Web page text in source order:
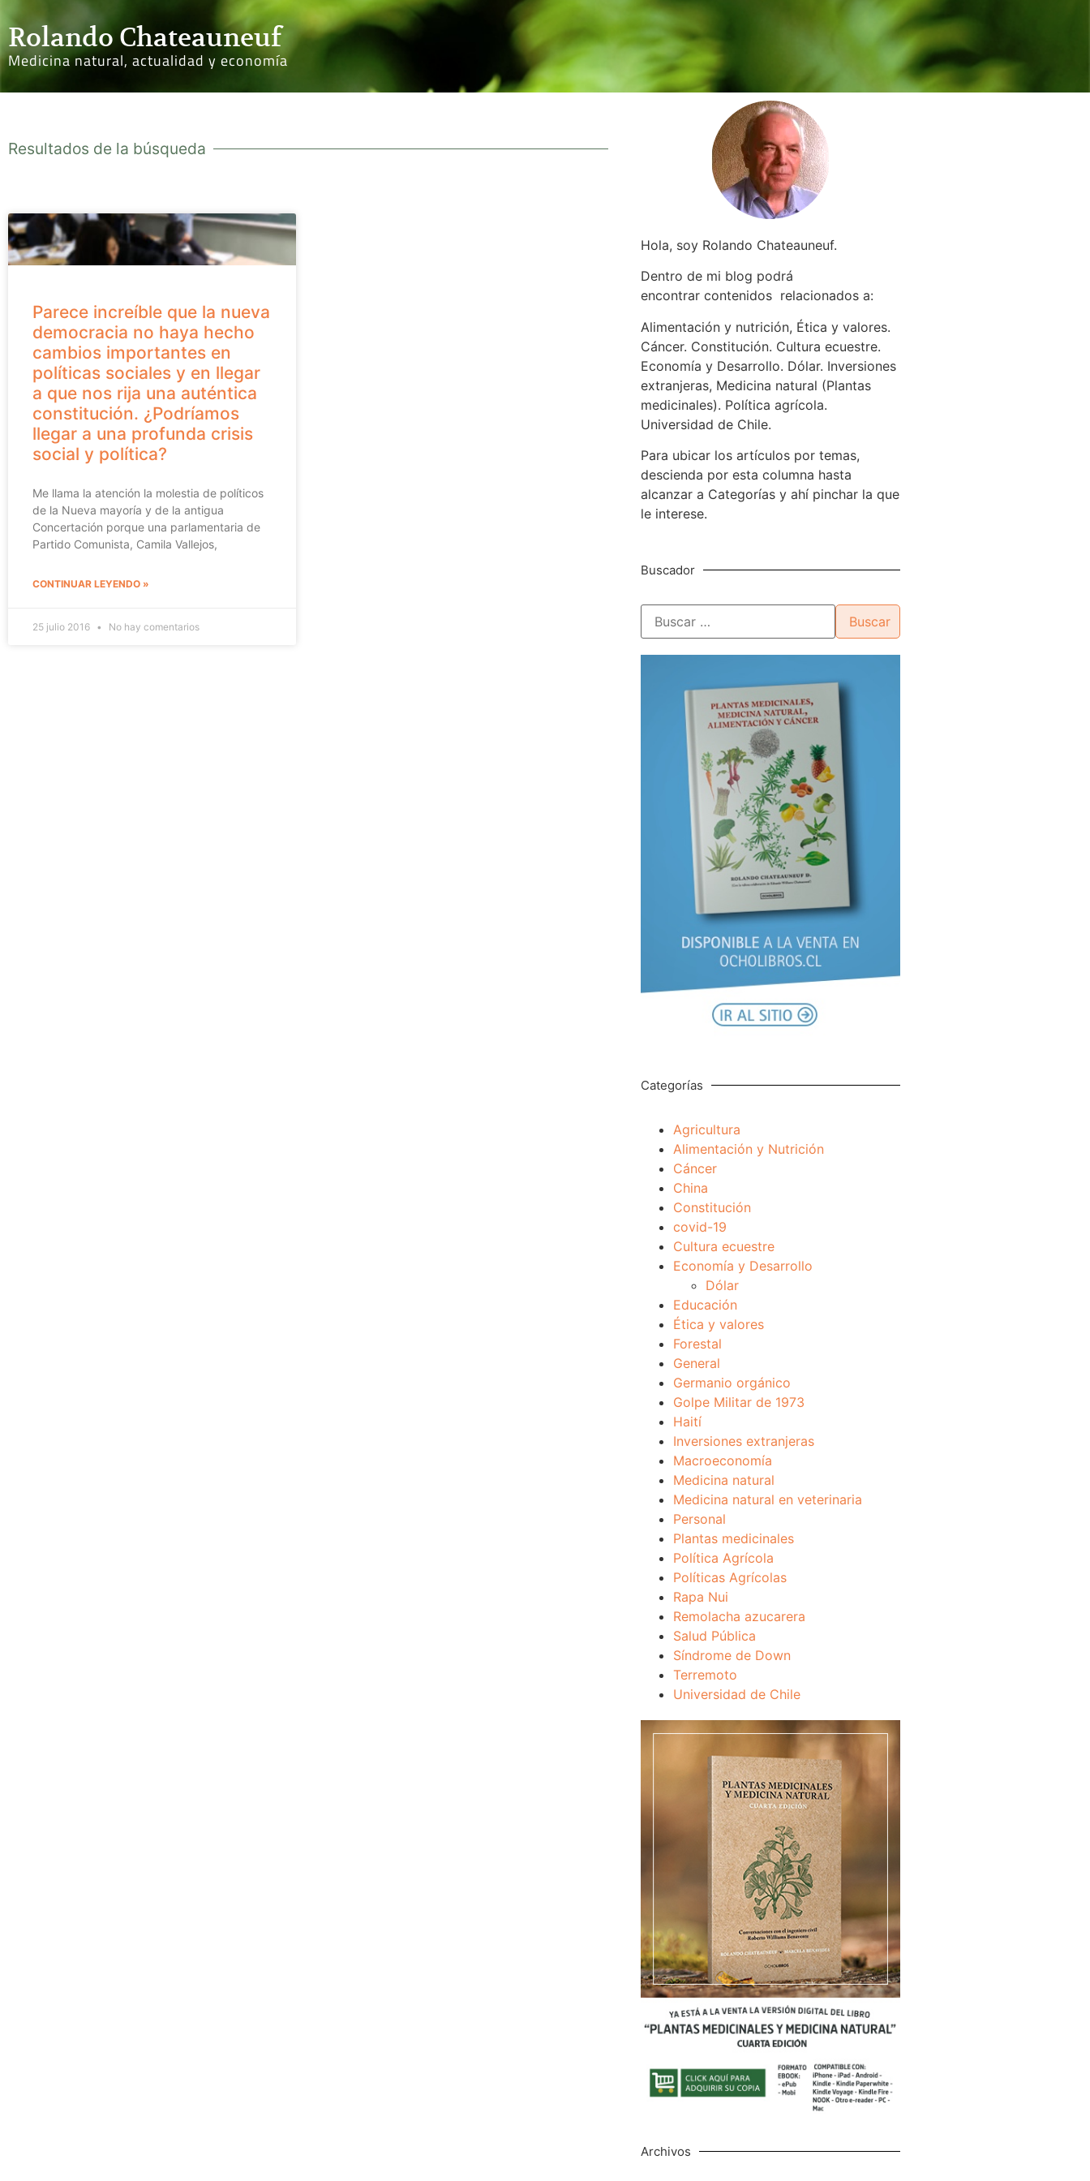
Rolando Chateauneuf
Medicina natural, actualidad y economía
Resultados de la búsqueda
Parece increíble que la nueva
democracia no haya hecho
cambios importantes en
políticas sociales y en llegar
a que nos rija una auténtica
constitución. ¿Podríamos
llegar a una profunda crisis
social y política?
Me llama la atención la molestia de políticos
de la Nueva mayoría y de la antigua
Concertación porque una parlamentaria de
Partido Comunista, Camila Vallejos,
CONTINUAR LEYENDO »
25 julio 2016 No hay comentarios
Hola, soy Rolando Chateauneuf.
Dentro de mi blog podrá
encontrar contenidos relacionados a:
Alimentación y nutrición, Ética y valores.
Cáncer. Constitución. Cultura ecuestre.
Economía y Desarrollo. Dólar. Inversiones
extranjeras, Medicina natural (Plantas
medicinales). Política agrícola.
Universidad de Chile.
Para ubicar los artículos por temas,
descienda por esta columna hasta
alcanzar a Categorías y ahí pinchar la que
le interese.
Buscador
Categorías
Agricultura
Alimentación y Nutrición
Cáncer
China
Constitución
covid-19
Cultura ecuestre
Economía y Desarrollo
Dólar
Educación
Ética y valores
Forestal
General
Germanio orgánico
Golpe Militar de 1973
Haití
Inversiones extranjeras
Macroeconomía
Medicina natural
Medicina natural en veterinaria
Personal
Plantas medicinales
Política Agrícola
Políticas Agrícolas
Rapa Nui
Remolacha azucarera
Salud Pública
Síndrome de Down
Terremoto
Universidad de Chile
Archivos